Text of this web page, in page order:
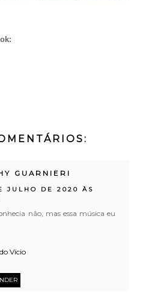
GUARNIERI
JULHO DE 2020 ÀS
não, mas essa música eu
Vício